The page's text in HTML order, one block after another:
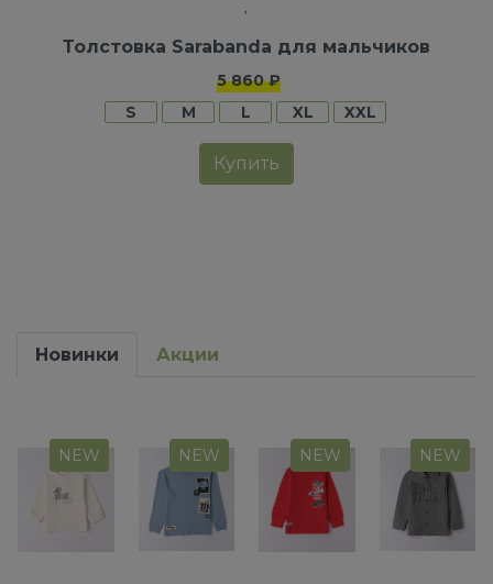
Толстовка Sarabanda для мальчиков
5 860 ₽
S
M L XL XXL
Купить
Новинки Акции
NEW NEW NEW NEW